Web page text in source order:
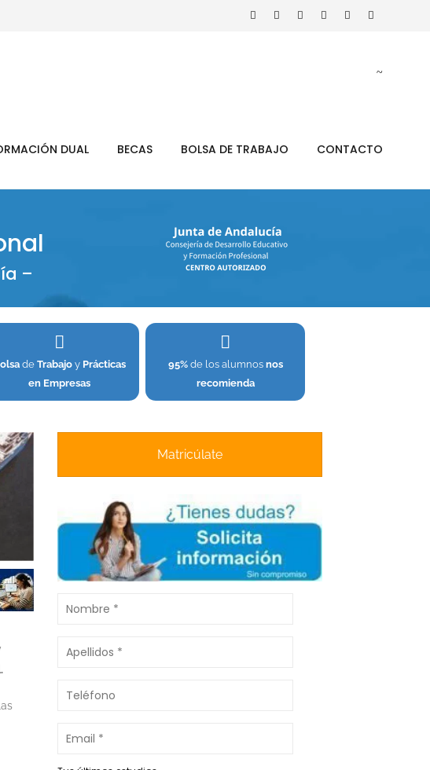
DUAL BECAS BOLSA DE TRABAJO CONTACTO
–
deTrabajo y Prácticas
en Empresas
95%de los alumnos nos
recomienda
Matricúlate